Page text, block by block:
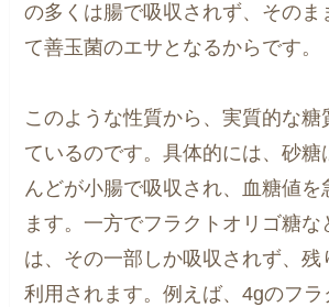
の多くは腸で吸収されず、そのま
て善玉菌のエサとなるからです。
このような性質から、実質的な糖
ているのです。具体的には、砂糖
んどが小腸で吸収され、血糖値を
ます。一方でフラクトオリゴ糖な
は、その一部しか吸収されず、残
利用されます。例えば、4gのフラ